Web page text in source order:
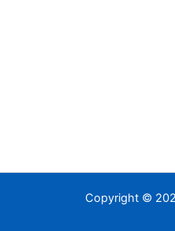
Copyright ©